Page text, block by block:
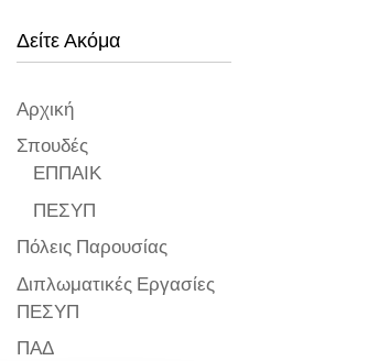
Δείτε Ακόμα
Αρχική
Σπουδές
ΕΠΠΑΙΚ
ΠΕΣΥΠ
Πόλεις Παρουσίας
Διπλωματικές Εργασίες
ΠΕΣΥΠ
ΠΑΔ